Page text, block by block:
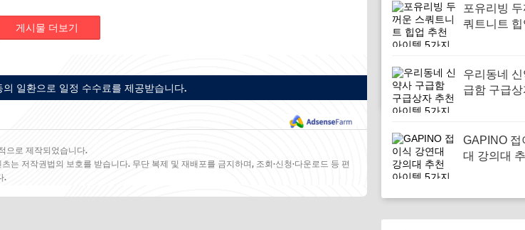
게시물 더보기
일환으로 일정 수수료를 제공받습니다.
으로 제작되었습니다.
는 저작권법의 보호를 받습니다. 무단 복제 및 재배포를 금지하며, 조회·신청·다운로드 등 편
.
포유리빙
쿼트니트
우리동네
급함 구급
GAPINO 접
대 강의대